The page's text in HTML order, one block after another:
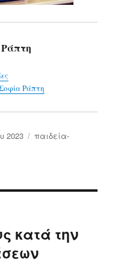
Ράπτη
2023 Κατηγορίες
παιδεία-
κατά την